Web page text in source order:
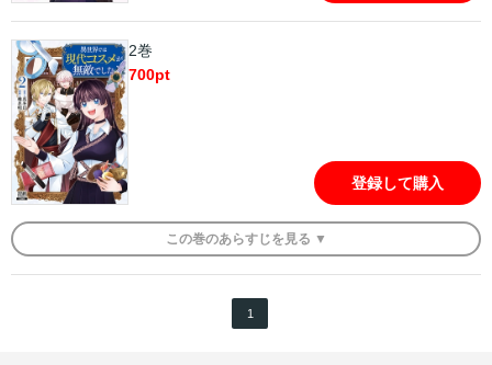
2巻
700pt
登録して購入
この巻のあらすじを 見る ▼
1